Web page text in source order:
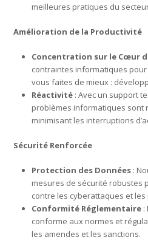
meilleures pratiques du
Amélioration de la Productivité
Concentration sur le Cœur
contraintes informatiques
vous faites de mieux :
Réactivité : Avec un support
problèmes informatiques sont
minimisant les interruptions
Sécurité Renforcée
Protection des Données :
mesures de sécurité robustes
contre les cyberattaques et
Conformité Réglementaire :
conforme aux normes et
les amendes et les sanctions.